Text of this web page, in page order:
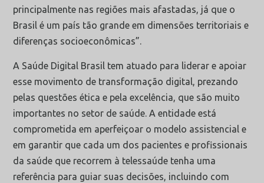
principalmente nas regiões mais afastadas, já que o
Brasil é um país tão grande em dimensões territoriais e
diferenças socioeconômicas”.
A Saúde Digital Brasil tem atuado para liderar e apoiar
esse movimento de transformação digital, prezando
pelas questões ética e pela excelência, que são muito
importantes no setor de saúde. A entidade está
comprometida em aperfeiçoar o modelo assistencial e
em garantir que cada um dos pacientes e profissionais
da saúde que recorrem à telessaúde tenha uma
referência para guiar suas decisões, incluindo com